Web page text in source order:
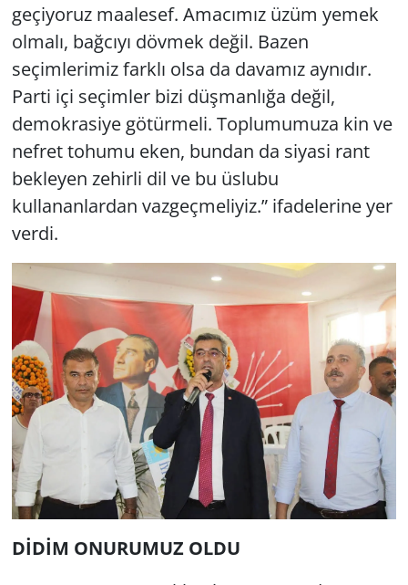
geçiyoruz maalesef. Amacımız üzüm yemek
olmalı, bağcıyı dövmek değil. Bazen
seçimlerimiz farklı olsa da davamız aynıdır.
Parti içi seçimler bizi düşmanlığa değil,
demokrasiye götürmeli. Toplumumuza kin ve
nefret tohumu eken, bundan da siyasi rant
bekleyen zehirli dil ve bu üslubu
kullananlardan vazgeçmeliyiz.” ifadelerine yer
verdi.
DİDİM ONURUMUZ OLDU